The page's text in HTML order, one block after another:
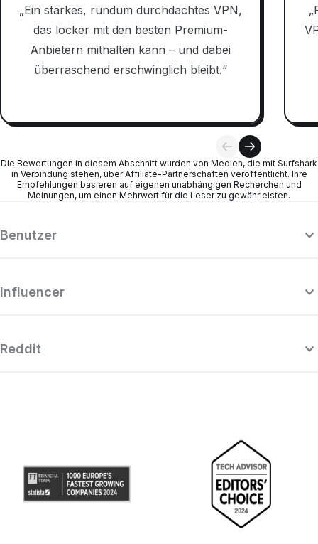
„Ein starkes, rundum durchdachtes VPN,
das locker mit den besten Premium-
Anbietern mithalten kann – und dabei
überraschend erschwinglich bleibt.“
Die Bewertungen in diesem Abschnitt wurden von Medien, die mit Surfshark
in Verbindung stehen, über Affiliate-Partnerschaften veröffentlicht. Ihre
Empfehlungen basieren auf eigenen unabhängigen Recherchen und
Meinungen, um einen Mehrwert für die Leser zu gewährleisten.
Benutzer
Influencer
Reddit